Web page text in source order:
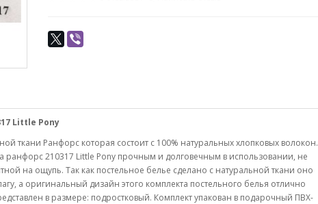
Little Pony
ткани Ранфорс которая состоит с 100% натуральных хлопковых волокон.
ранфорс210317 Little Pony прочным и долговечным в использовании, не
на ощупь. Так как постельное белье сделано с натуральной ткани оно
а оригинальный дизайн этого комплекта постельного белья отлично
в размере: подростковый. Комплект упакован в подарочный ПВХ-